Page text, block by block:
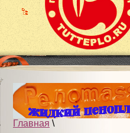
Главная \